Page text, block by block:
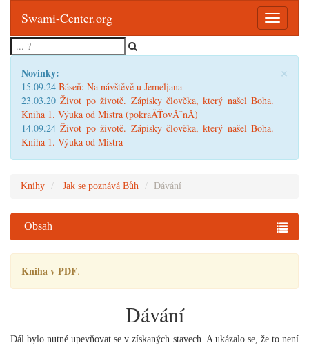
Toggle
Swami-Center.org
×
Novinky:
15.09.24 Báseň: Na návštěvě u Jemeljana
23.03.20Život po životě. Zápisky člověka, který našel Boha.
Kniha 1. Výuka od Mistra (pokraÄŤovĂˇnĂ­)
14.09.24Život po životě. Zápisky člověka, který našel Boha.
Kniha 1. Výuka od Mistra
Knihy Jak se poznává Bůh Dávání
Obsah
Kniha v PDF.
Dávání
Dál bylo nutné upevňovat se v získaných stavech. A ukázalo se, že to není